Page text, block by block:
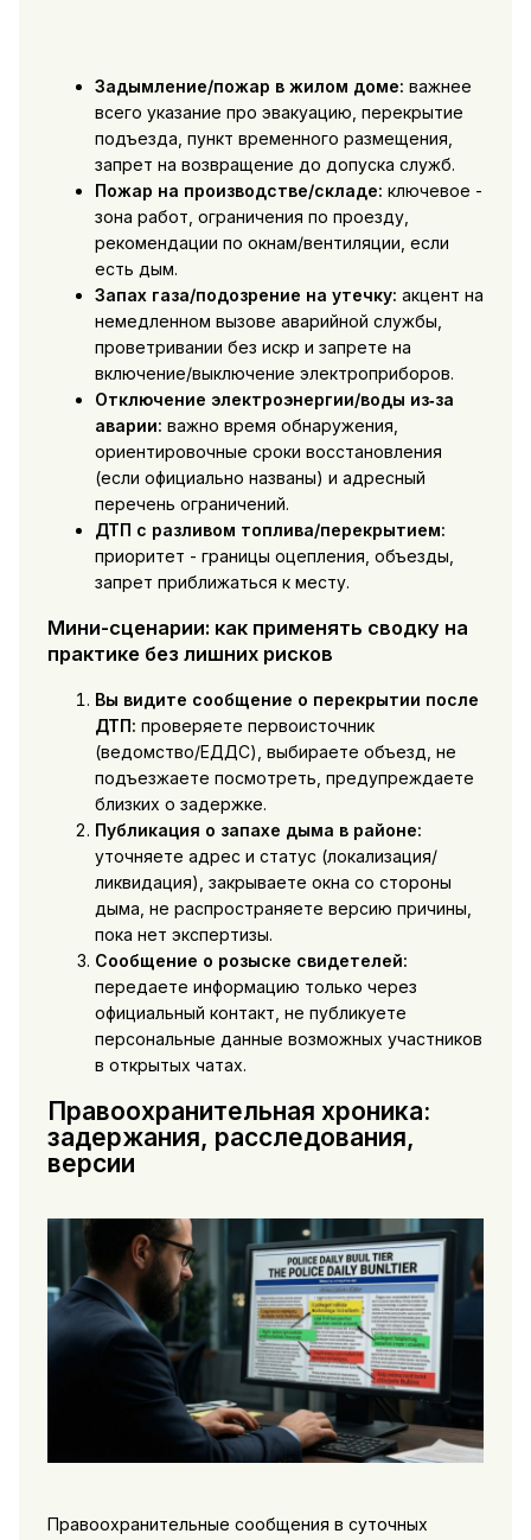
Задымление/пожар в жилом доме: важнее
всего указание про эвакуацию, перекрытие
подъезда, пункт временного размещения,
запрет на возвращение до допуска служб.
Пожар на производстве/складе: ключевое -
зона работ, ограничения по проезду,
рекомендации по окнам/вентиляции, если
есть дым.
Запах газа/подозрение на утечку: акцент на
немедленном вызове аварийной службы,
проветривании без искр и запрете на
включение/выключение электроприборов.
Отключение электроэнергии/воды из‑за
аварии: важно время обнаружения,
ориентировочные сроки восстановления
(если официально названы) и адресный
перечень ограничений.
ДТП с разливом топлива/перекрытием:
приоритет - границы оцепления, объезды,
запрет приближаться к месту.
Мини-сценарии: как применять сводку на
практике без лишних рисков
Вы видите сообщение о перекрытии после
ДТП: проверяете первоисточник
(ведомство/ЕДДС), выбираете объезд, не
подъезжаете посмотреть, предупреждаете
близких о задержке.
Публикация о запахе дыма в районе:
уточняете адрес и статус (локализация/
ликвидация), закрываете окна со стороны
дыма, не распространяете версию причины,
пока нет экспертизы.
Сообщение о розыске свидетелей:
передаете информацию только через
официальный контакт, не публикуете
персональные данные возможных участников
в открытых чатах.
Правоохранительная хроника:
задержания, расследования,
версии
Правоохранительные сообщения в суточных